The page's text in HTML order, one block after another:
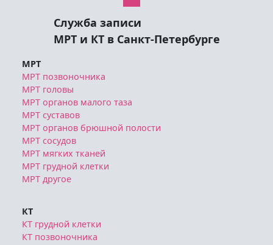
Служба записи
МРТ и КТ в Санкт-Петербурге
МРТ
МРТ позвоночника
МРТ головы
МРТ органов малого таза
МРТ суставов
МРТ органов брюшной полости
МРТ сосудов
МРТ мягких тканей
МРТ грудной клетки
МРТ другое
КТ
КТ грудной клетки
КТ позвоночника